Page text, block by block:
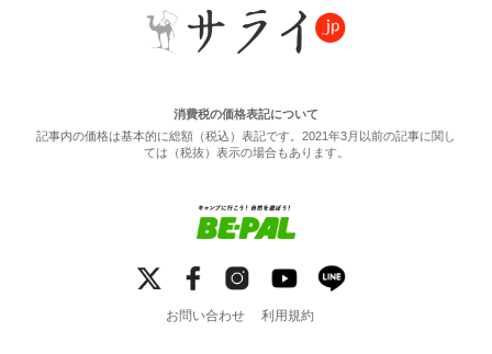
消費税の価格表記について
記事内の価格は基本的に総額（税込）表記です。2021年3月以前の記事に関し
ては（税抜）表示の場合もあります。
お問い合わせ 利用規約